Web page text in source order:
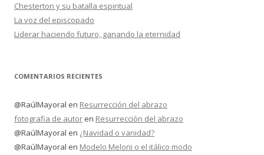
Chesterton y su batalla espiritual
La voz del episcopado
Liderar haciendo futuro, ganando la eternidad
COMENTARIOS RECIENTES
@RaúlMayoral en Resurrección del abrazo
fotografia de autor en Resurrección del abrazo
@RaúlMayoral en ¿Navidad o vanidad?
@RaúlMayoral en Modelo Meloni o el itálico modo